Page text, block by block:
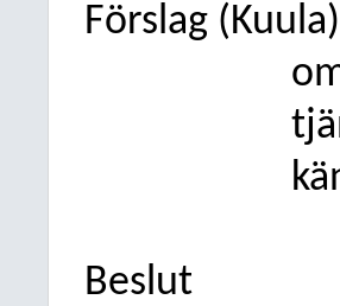
Förslag (Kuula)
Beslut